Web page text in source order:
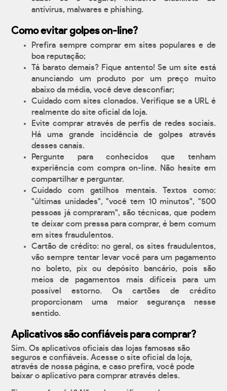
antívirus, malwares e phishing.
Como evitar golpes on-line?
Prefira sempre comprar em sites populares e de
boa reputação;
Tá barato demais? Fique antento! Se um site está
anunciando um produto por um preço muito
abaixo da média, você deve desconfiar;
Cuidado com sites clonados. Verifique se a URL é
realmente do site oficial da loja.
Evite comprar através de perfis de redes sociais.
Há uma grande incidência de golpes através
desses canais.
Pergunte para conhecidos que tenham
experiência com compra on-line. Não hesite em
compartilhar e perguntar.
Cuidado com gatilhos mentais. Textos como:
"últimas unidades", "você tem 10 minutos", "500
pessoas já compraram", são técnicas, que podem
te deixar com pressa para comprar, é bem comum
em sites fraudulentos.
Cartão de crédito: no geral, os sites fraudulentos,
vão sempre tentar levar você para um pagamento
no boleto, pix ou depósito bancário, pois são
meios de pagamentos mais difíceis para um
possível estorno. Os cartões de crédito
proporcionam uma maior segurança nesse
sentido.
Aplicativos são confiáveis para comprar?
Sim. Os aplicativos oficiais das lojas famosas são
seguros e confiáveis. Acesse o site oficial da loja,
através de nossa página, e caso prefira, você pode
baixar o aplicativo para comprar através deles.